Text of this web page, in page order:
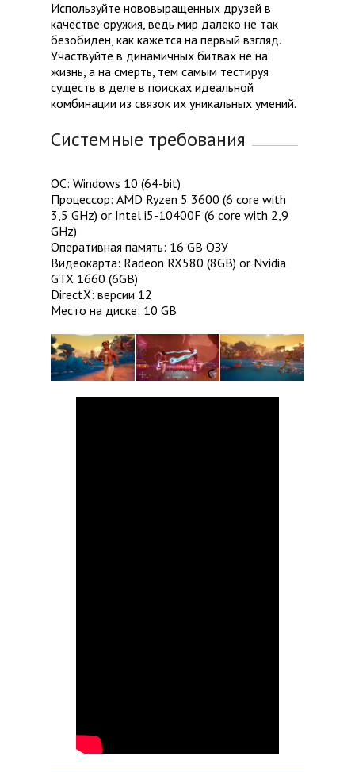
Используйте нововыращенных друзей в
качестве оружия, ведь мир далеко не так
безобиден, как кажется на первый взгляд.
Участвуйте в динамичных битвах не на
жизнь, а на смерть, тем самым тестируя
существ в деле в поисках идеальной
комбинации из связок их уникальных умений.
Системные требования
ОС: Windows 10 (64-bit)
Процессор: AMD Ryzen 5 3600 (6 core with
3,5 GHz) or Intel i5-10400F (6 core with 2,9
GHz)
Оперативная память: 16 GB ОЗУ
Видеокарта: Radeon RX580 (8GB) or Nvidia
GTX 1660 (6GB)
DirectX: версии 12
Место на диске: 10 GB